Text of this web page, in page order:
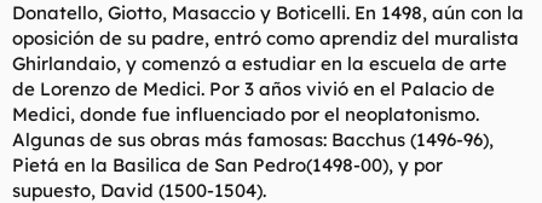
Donatello, Giotto, Masaccio y Boticelli. En 1498, aún con la
oposición de su padre, entró como aprendiz del muralista
Ghirlandaio, y comenzó a estudiar en la escuela de arte
de Lorenzo de Medici. Por 3 años vivió en el Palacio de
Medici, donde fue influenciado por el neoplatonismo.
Algunas de sus obras más famosas: Bacchus (1496-96),
Pietá en la Basilica de San Pedro(1498-00), y por
supuesto, David (1500-1504).